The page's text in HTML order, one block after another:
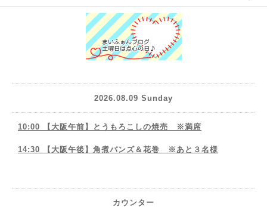
2026.08.09 Sunday
10:00 【大阪午前】とうもろこしの焼売 ※満席
14:30 【大阪午後】角煮バンズ＆花巻 ※あと３名様
カウンター